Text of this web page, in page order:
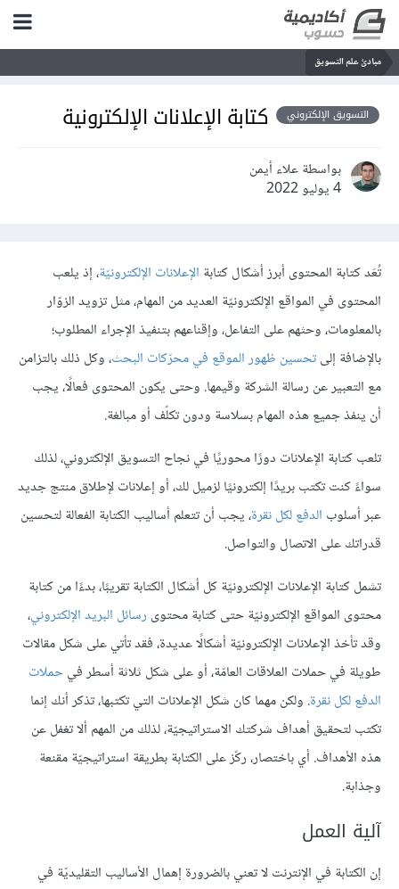
مبادئ علم التسويق
التسويق الإلكتروني كتابة الإعلانات الإلكترونية
بواسطة علاء أيمن
4 يوليو 2022
تُعَد كتابة المحتوى أبرز أشكال كتابة الإعلانات الإلكترونيّة، إذ يلعب
المحتوى في المواقع الإلكترونيّة العديد من المهام، مثل تزويد الزوّار
بالمعلومات، وحثهم على التفاعل، وإقناعهم بتنفيذ الإجراء المطلوب؛
بالإضافة إلىتحسين ظهور الموقع في محرّكات البحث، وكل ذلك بالتزامن
مع التعبير عن رسالة الشركة وقيمها. وحتى يكون المحتوى فعالًا، يجب
أن ينفذ جميع هذه المهام بسلاسة ودون تكلّف أو مبالغة.
تلعب كتابة الإعلانات دورًا محوريًا في نجاح التسويق الإلكتروني، لذلك
سواءً كنت تكتب بريدًا إلكترونيًا لزميل لك، أو إعلانات لإطلاق منتج جديد
عبر أسلوب الدفع لكل نقرة، يجب أن تتعلم أساليب الكتابة الفعالة لتحسين
قدراتك على الاتصال والتواصل.
تشمل كتابة الإعلانات الإلكترونيّة كل أشكال الكتابة تقريبًا، بدءًا من كتابة
محتوى المواقع الإلكترونيّة حتى كتابة محتوى رسائل البريد الإلكتروني،
وقد تأخذ الإعلانات الإلكترونيّة أشكالًا عديدة، فقد تأتي على شكل مقالات
طويلة في حملات العلاقات العامّة، أو على شكل ثلاثة أسطر فيحملات
الدفع لكل نقرة. ولكن مهما كان شكل الإعلانات التي تكتبها، تذكر أنك إنما
تكتب لتحقيق أهداف شركتك الاستراتيجيّة، لذلك من المهم ألا تغفل عن
هذه الأهداف. أي باختصار، ركّز على الكتابة بطريقة استراتيجيّة مقنعة
وجذابة.
آلية العمل
إن الكتابة في الإنترنت لا تعني بالضرورة إهمال الأساليب التقليديّة في